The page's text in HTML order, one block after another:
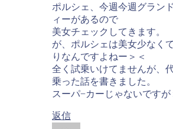
ポルシェ、今週今週グラン
ィーがあるので
美女チェックしてきます。
が、ポルシェは美女少なく
りなんですよねー＞＜
全く試乗いけてませんが、
乗った話を書きました。
スーパ−カーじゃないですが
返信